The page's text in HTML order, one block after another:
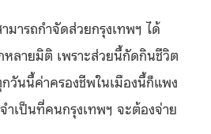
ามารถกำจัดส่วยกรุงเทพฯ ได้
หลายมิติ เพราะส่วยนี้กัดกินชีวิต
วันนี้ค่าครองชีพในเมืองนี้ก็แพง
เป็นที่คนกรุงเทพฯ จะต้องจ่าย